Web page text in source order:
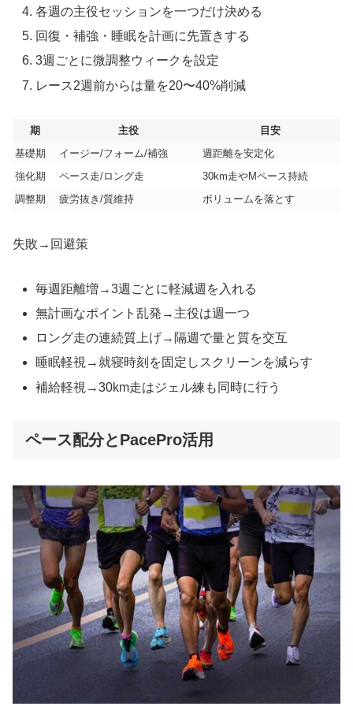
各週の主役セッションを一つだけ決める
回復・補強・睡眠を計画に先置きする
3週ごとに微調整ウィークを設定
レース2週前からは量を20〜40%削減
期 主役
目安
基礎期
イージー/フォーム/補強
週距離を安定化
強化期
ペース走/ロング走
30km走やMペース持続
調整期
疲労抜き/質維持 ボリュームを落とす
失敗→回避策
毎週距離増→3週ごとに軽減週を入れる
無計画なポイント乱発→主役は週一つ
ロング走の連続質上げ→隔週で量と質を交互
睡眠軽視→就寝時刻を固定しスクリーンを減らす
補給軽視→30km走はジェル練も同時に行う
ペース配分とPacePro活用